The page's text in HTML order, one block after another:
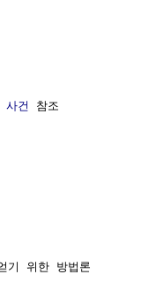
사건
참조
기 위한 방법론